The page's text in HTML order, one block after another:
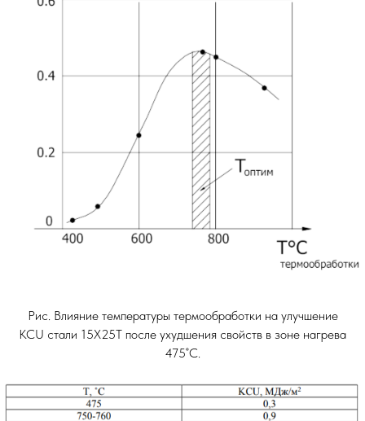
Рис. Влияние температуры термообработки на улучшение
KCU стали 15Х25Т после ухудшения свойств в зоне нагрева
475˚С.